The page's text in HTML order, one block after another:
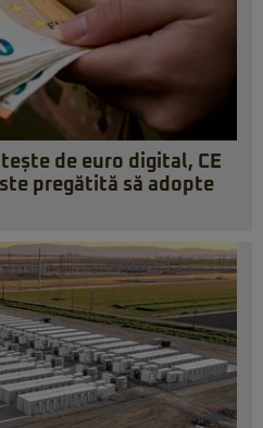
de euro digital, CE
pregătită să adopte